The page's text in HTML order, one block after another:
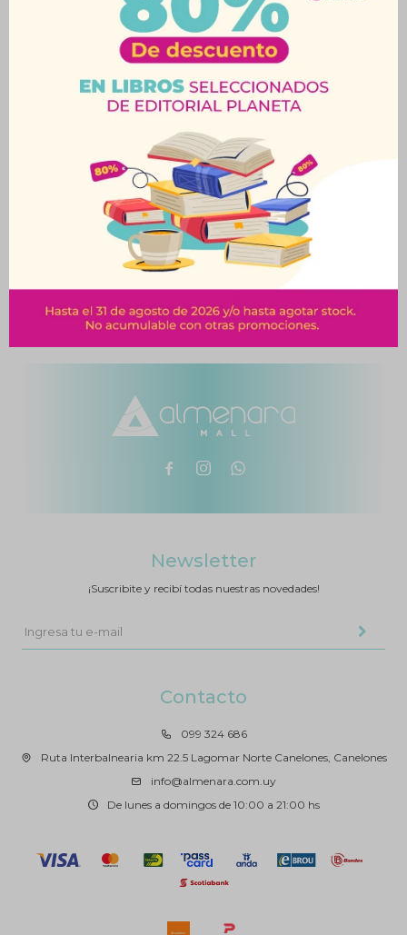
Papel Garbanzo Blanco
Grueso 120G 25 Hojas
$ 59
  
Contacto
099 324 686
Ruta Interbalnearia km 22.5 Lagomar Norte Canelones, Canelones
info@almenara.com.uy
De lunes a domingos de 10:00 a 21:00 hs
Newsletter
¡Suscribite y recibí todas nuestras novedades!